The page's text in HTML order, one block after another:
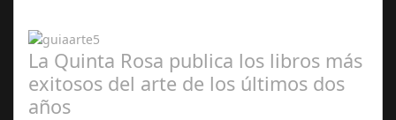
La Quinta Rosa publica los libros más
exitosos del arte de los últimos dos
años